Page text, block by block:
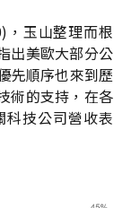
玉山整理而根
出美歐大部分公
先順序也來到歷
術的支持，在各
科技公司營收表